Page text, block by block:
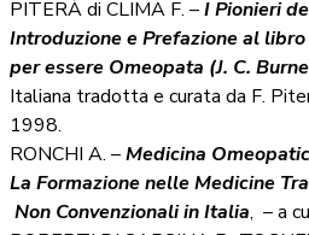
PITERÀ di CLIMA F. –I Pionieri
Introduzione e Prefazione al
per essere Omeopata (J. C.
Italiana tradotta e curata da F.
1998.
RONCHI A. –Medicina
La Formazione nelle Medicine
Non Convenzionali in Italia, – a